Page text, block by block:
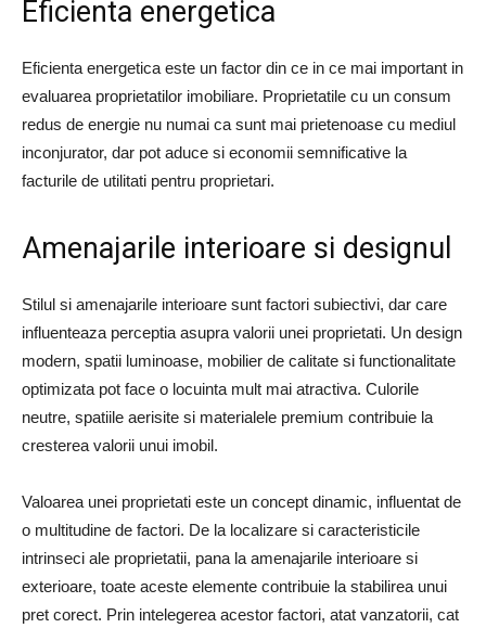
Eficienta energetica
Eficienta energetica este un factor din ce in ce mai important in
evaluarea proprietatilor imobiliare. Proprietatile cu un consum
redus de energie nu numai ca sunt mai prietenoase cu mediul
inconjurator, dar pot aduce si economii semnificative la
facturile de utilitati pentru proprietari.
Amenajarile interioare si designul
Stilul si amenajarile interioare sunt factori subiectivi, dar care
influenteaza perceptia asupra valorii unei proprietati. Un design
modern, spatii luminoase, mobilier de calitate si functionalitate
optimizata pot face o locuinta mult mai atractiva. Culorile
neutre, spatiile aerisite si materialele premium contribuie la
cresterea valorii unui imobil.
Valoarea unei proprietati este un concept dinamic, influentat de
o multitudine de factori. De la localizare si caracteristicile
intrinseci ale proprietatii, pana la amenajarile interioare si
exterioare, toate aceste elemente contribuie la stabilirea unui
pret corect. Prin intelegerea acestor factori, atat vanzatorii, cat